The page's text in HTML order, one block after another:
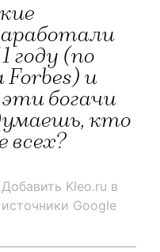
году (по
и
богачи
кто
всех?
Добавить Kleo.ru в
источники Google